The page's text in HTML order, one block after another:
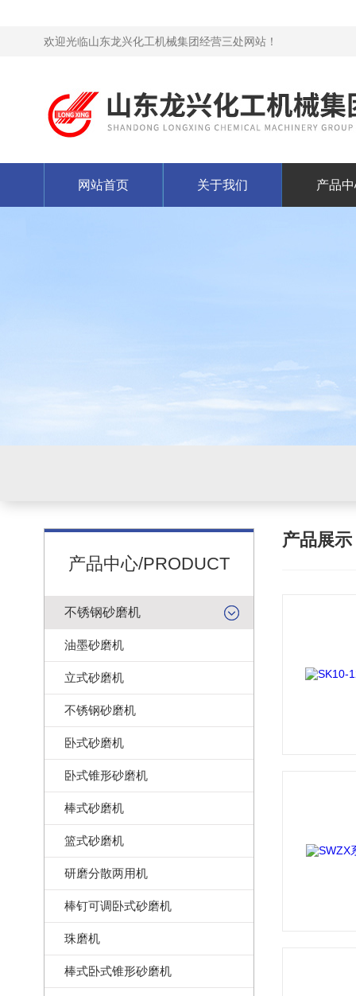
欢迎光临山东龙兴化工机械集团经营三处网站！
网站首页 关于我们 产品
产品中心/PRODUCT
不锈钢砂磨机
油墨砂磨机
立式砂磨机
不锈钢砂磨机
卧式砂磨机
卧式锥形砂磨机
棒式砂磨机
篮式砂磨机
研磨分散两用机
棒钉可调卧式砂磨机
珠磨机
棒式卧式锥形砂磨机
产品展示